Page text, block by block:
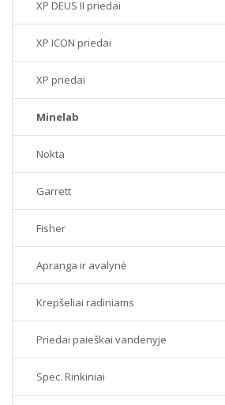
XP DEUS II priedai
XP ICON priedai
XP priedai
Minelab
Nokta
Garrett
Fisher
Apranga ir avalynė
Krepšeliai radiniams
Priedai paieškai vandenyje
Spec. Rinkiniai